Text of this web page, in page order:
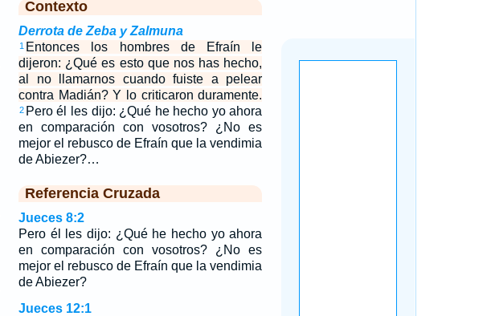
Contexto
Derrota de Zeba y Zalmuna
1 Entonces los hombres de Efraín le
dijeron: ¿Qué es esto que nos has hecho,
al no llamarnos cuando fuiste a pelear
contra Madián? Y lo criticaron duramente.
2 Pero él les dijo: ¿Qué he hecho yo ahora
en comparación con vosotros? ¿No es
mejor el rebusco de Efraín que la vendimia
de Abiezer?…
Referencia Cruzada
Jueces 8:2
Pero él les dijo: ¿Qué he hecho yo ahora
en comparación con vosotros? ¿No es
mejor el rebusco de Efraín que la vendimia
de Abiezer?
Jueces 12:1